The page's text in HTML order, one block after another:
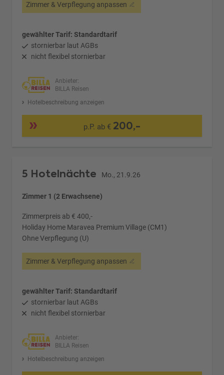
Zimmer & Verpflegung anpassen
gewählter Tarif: Standardtarif
stornierbar laut AGBs
nicht flexibel stornierbar
Anbieter:
BILLA Reisen
Hotelbeschreibung anzeigen
p.P. ab € 200,-
5 Hotelnächte Mo., 21.9.26
Zimmer 1 (2 Erwachsene)
Zimmerpreis ab € 400,-
Holiday Home Maravea Premium Village (CM1)
Ohne Verpflegung (U)
Zimmer & Verpflegung anpassen
gewählter Tarif: Standardtarif
stornierbar laut AGBs
nicht flexibel stornierbar
Anbieter:
BILLA Reisen
Hotelbeschreibung anzeigen